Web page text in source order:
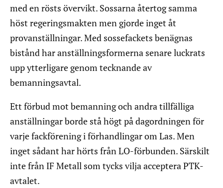
med en rösts övervikt. Sossarna återtog samma
höst regeringsmakten men gjorde inget åt
provanställningar. Med sossefackets benägnas
bistånd har anställningsformerna senare luckrats
upp ytterligare genom tecknande av
bemanningsavtal.
Ett förbud mot bemanning och andra tillfälliga
anställningar borde stå högt på dagordningen för
varje fackförening i förhandlingar om Las. Men
inget sådant har hörts från LO-förbunden. Särskilt
inte från IF Metall som tycks vilja acceptera PTK-
avtalet.